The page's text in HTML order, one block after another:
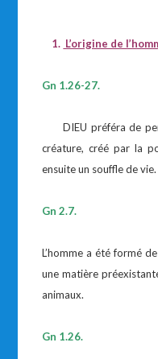
1. L’origine de
Gn 1.26-27.
DIEU préféra de
créature, créé par la
ensuite un souffle de vie.
Gn 2.7.
L’homme a été formé
une matière
animaux.
Gn 1.26.